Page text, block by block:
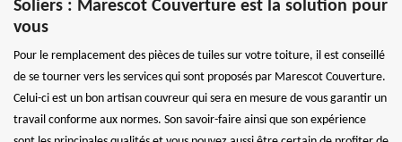
Soliers : Marescot Couverture est la solution pour
vous
Pour le remplacement des pièces de tuiles sur votre toiture, il est conseillé
de se tourner vers les services qui sont proposés par Marescot Couverture.
Celui-ci est un bon artisan couvreur qui sera en mesure de vous garantir un
travail conforme aux normes. Son savoir-faire ainsi que son expérience